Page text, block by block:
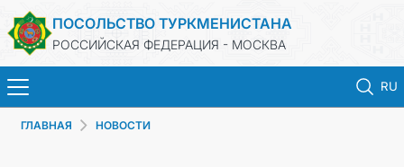
ПОСОЛЬСТВО ТУРКМЕНИСТАНА
РОССИЙСКАЯ ФЕДЕРАЦИЯ - МОСКВА
RU
ГЛАВНАЯ НОВОСТИ